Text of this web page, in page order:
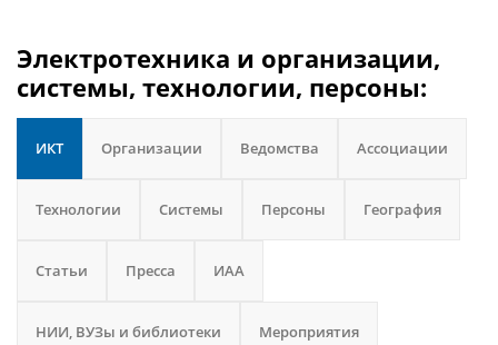
Электротехника и организации,
системы, технологии, персоны:
ИКТ Организации Ведомства Ассоциации
Технологии Системы Персоны География
Статьи Пресса ИАА
НИИ, ВУЗы и библиотеки Мероприятия